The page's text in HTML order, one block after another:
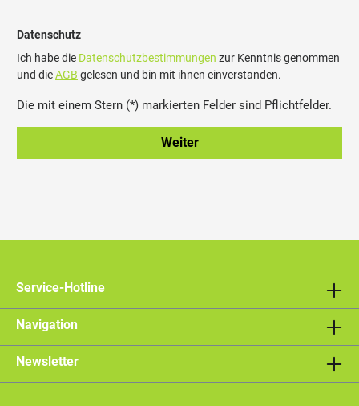
Datenschutz
Ich habe die Datenschutzbestimmungen zur Kenntnis genommen
und dieAGB gelesen und bin mit ihnen einverstanden.
Die mit einem Stern (*) markierten Felder sind Pflichtfelder.
Weiter
Service-Hotline
Navigation
Newsletter